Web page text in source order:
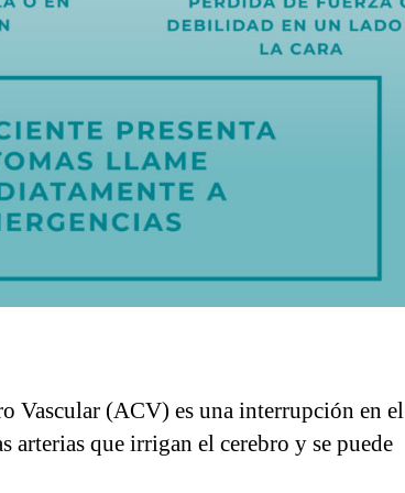
Vascular (ACV) es una interrupción en el
arterias que irrigan el cerebro y se puede